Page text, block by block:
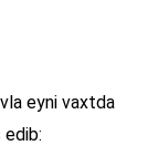
eyni vaxtda